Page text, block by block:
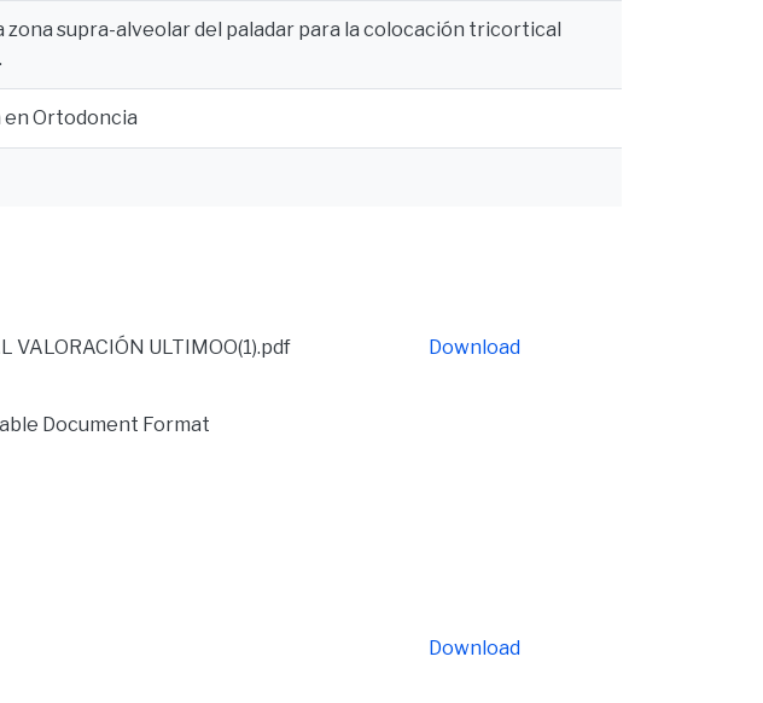
supra-alveolar del paladar para la colocación tricortical
en Ortodoncia
VALORACIÓN ULTIMOO(1).pdf
Document Format
Download
Download